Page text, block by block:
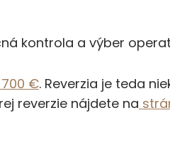
kontrola a výber
700 €. Reverzia je teda
reverzie nájdete na